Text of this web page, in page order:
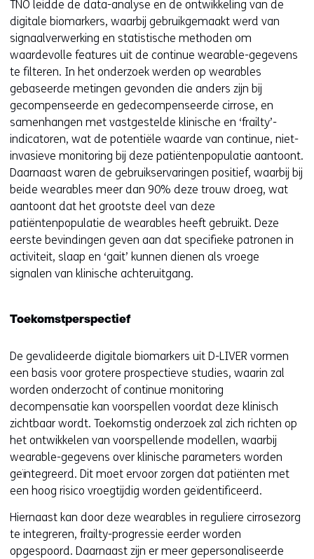
TNO leidde de data-analyse en de ontwikkeling van de
digitale biomarkers, waarbij gebruikgemaakt werd van
signaalverwerking en statistische methoden om
waardevolle features uit de continue wearable-gegevens
te filteren. In het onderzoek werden op wearables
gebaseerde metingen gevonden die anders zijn bij
gecompenseerde en gedecompenseerde cirrose, en
samenhangen met vastgestelde klinische en ‘frailty’-
indicatoren, wat de potentiële waarde van continue, niet-
invasieve monitoring bij deze patiëntenpopulatie aantoont.
Daarnaast waren de gebruikservaringen positief, waarbij bij
beide wearables meer dan 90% deze trouw droeg, wat
aantoont dat het grootste deel van deze
patiëntenpopulatie de wearables heeft gebruikt. Deze
eerste bevindingen geven aan dat specifieke patronen in
activiteit, slaap en ‘gait’ kunnen dienen als vroege
signalen van klinische achteruitgang.
Toekomstperspectief
De gevalideerde digitale biomarkers uit D-LIVER vormen
een basis voor grotere prospectieve studies, waarin zal
worden onderzocht of continue monitoring
decompensatie kan voorspellen voordat deze klinisch
zichtbaar wordt. Toekomstig onderzoek zal zich richten op
het ontwikkelen van voorspellende modellen, waarbij
wearable-gegevens over klinische parameters worden
geïntegreerd. Dit moet ervoor zorgen dat patiënten met
een hoog risico vroegtijdig worden geïdentificeerd.
Hiernaast kan door deze wearables in reguliere cirrosezorg
te integreren, frailty-progressie eerder worden
opgespoord. Daarnaast zijn er meer gepersonaliseerde